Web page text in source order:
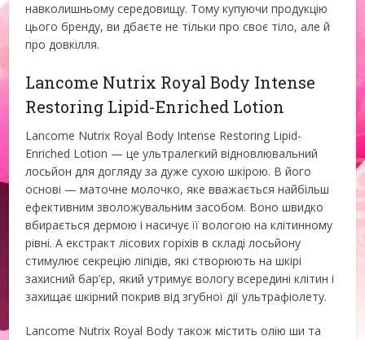
навколишньому середовищу. Тому купуючи продукцію
цього бренду, ви дбаєте не тільки про своє тіло, але й
про довкілля.
Lancome Nutrix Royal Body Intense
Restoring Lipid-Enriched Lotion
Lancome Nutrix Royal Body Intense Restoring Lipid-
Enriched Lotion — це ультралегкий відновлювальний
лосьйон для догляду за дуже сухою шкірою. В його
основі — маточне молочко, яке вважається найбільш
ефективним зволожувальним засобом. Воно швидко
вбирається дермою і насичує її вологою на клітинному
рівні. А екстракт лісових горіхів в складі лосьйону
стимулює секрецію ліпідів, які створюють на шкірі
захисний бар’єр, який утримує вологу всередині клітин і
захищає шкірний покрив від згубної дії ультрафіолету.
Lancome Nutrix Royal Body також містить олію ши та